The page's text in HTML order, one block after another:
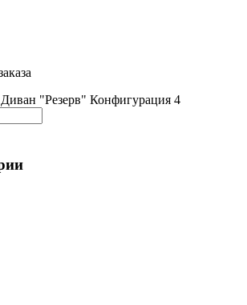
Диван "Резерв" Конфигурация 4